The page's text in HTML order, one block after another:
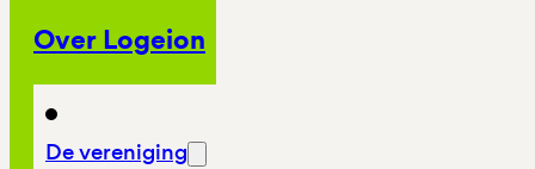
Over Logeion
De vereniging